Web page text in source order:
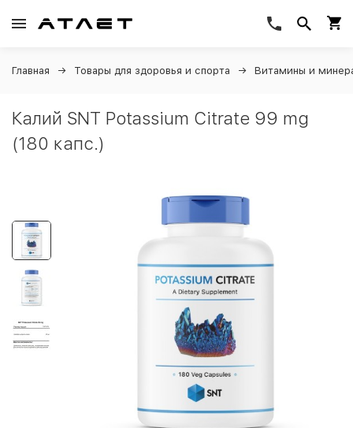
Главная Товары для здоровья и спорта Витамины и
Калий SNT Potassium Citrate 99 mg
(180 капс.)